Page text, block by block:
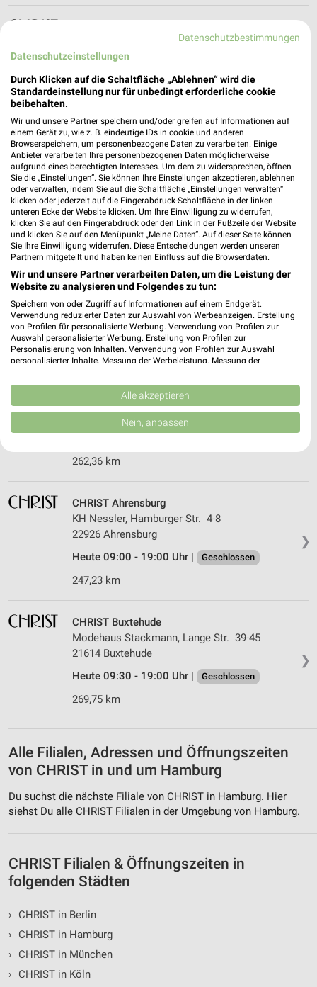
22869 Schenefeld
Heute 10:00 - 20:00 Uhr | Geschlossen
CHRIST Fashion Store Hamburg
Heegbarg 31
22391 Hamburg
Heute 09:30 - 20:00 Uhr | Geschlossen
254,69 km
Heegbarg 31-35
22391 Hamburg
Heute 09:30 - 20:00 Uhr | Geschlossen
254,67 km
CHRIST Norderstedt
Herold Center, Berliner Allee 40b
22850 Norderstedt
262,36 km
❯
CHRIST Ahrensburg
KH Nessler, Hamburger Str. 4-8
22926 Ahrensburg
Heute 09:00 - 19:00 Uhr |
Geschlossen
247,23 km
❯
CHRIST Buxtehude
Modehaus Stackmann, Lange Str. 39-45
21614 Buxtehude
Heute 09:30 - 19:00 Uhr |
Geschlossen
269,75 km
Alle Filialen, Adressen und Öffnungszeiten
von CHRIST in und um Hamburg
Du suchst die nächste Filiale von CHRIST in Hamburg. Hier
siehst Du alle CHRIST Filialen in der Umgebung von Hamburg.
CHRIST Filialen & Öffnungszeiten in
folgenden Städten
›
CHRIST in Berlin
›
CHRIST in Hamburg
›
CHRIST in München
›
CHRIST in Köln
Datenschutzbestimmungen
Datenschutzeinstellungen
Durch Klicken auf die Schaltfläche „Ablehnen“ wird die
Standardeinstellung nur für unbedingt erforderliche cookie
beibehalten.
Wir und unsere Partner speichern und/oder greifen auf Informationen auf
einem Gerät zu, wie z. B. eindeutige IDs in cookie und anderen
Browserspeichern, um personenbezogene Daten zu verarbeiten. Einige
Anbieter verarbeiten Ihre personenbezogenen Daten möglicherweise
aufgrund eines berechtigten Interesses. Um dem zu widersprechen, öffnen
Sie die „Einstellungen“. Sie können Ihre Einstellungen akzeptieren, ablehnen
oder verwalten, indem Sie auf die Schaltfläche „Einstellungen verwalten“
klicken oder jederzeit auf die Fingerabdruck-Schaltfläche in der linken
unteren Ecke der Website klicken. Um Ihre Einwilligung zu widerrufen,
klicken Sie auf den Fingerabdruck oder den Link in der Fußzeile der Website
und klicken Sie auf den Menüpunkt „Meine Daten“. Auf dieser Seite können
Sie Ihre Einwilligung widerrufen. Diese Entscheidungen werden unseren
Partnern mitgeteilt und haben keinen Einfluss auf die Browserdaten.
Wir und unsere Partner verarbeiten Daten, um die Leistung der
Website zu analysieren und Folgendes zu tun:
Speichern von oder Zugriff auf Informationen auf einem Endgerät.
Verwendung reduzierter Daten zur Auswahl von Werbeanzeigen. Erstellung
von Profilen für personalisierte Werbung. Verwendung von Profilen zur
Auswahl personalisierter Werbung. Erstellung von Profilen zur
Personalisierung von Inhalten. Verwendung von Profilen zur Auswahl
personalisierter Inhalte. Messung der Werbeleistung. Messung der
Kombinationen von Daten aus verschiedenen Quellen. Entwicklung und
Verbesserung der Angebote. Verwendung reduzierter Daten zur Auswahl
von Inhalten.
Daten können außerhalb der Europäischen Union weitergegeben und in die
Website/App.
IAB-Verarbeitungszwecke:
Speichern von oder Zugriff auf Informationen
Werbeanzeigen
Erstellung von Profilen für personalisierte
Werbung
Verwendung von Profilen zur Auswahl
Erstellung von Profilen zur Personalisierung
personalisierter Inhalte
Messung der Werbeleistung
Messung der Performance von Inhalten
Quellen
Entwicklung und Verbesserung der Angebote
Verwendung reduzierter Daten zur Auswahl von
Inhalten
IAB-Besonderheiten:
Verwendung genauer Standortdaten
Alle akzeptieren
Nein, anpassen